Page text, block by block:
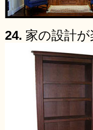
24. 家の設計